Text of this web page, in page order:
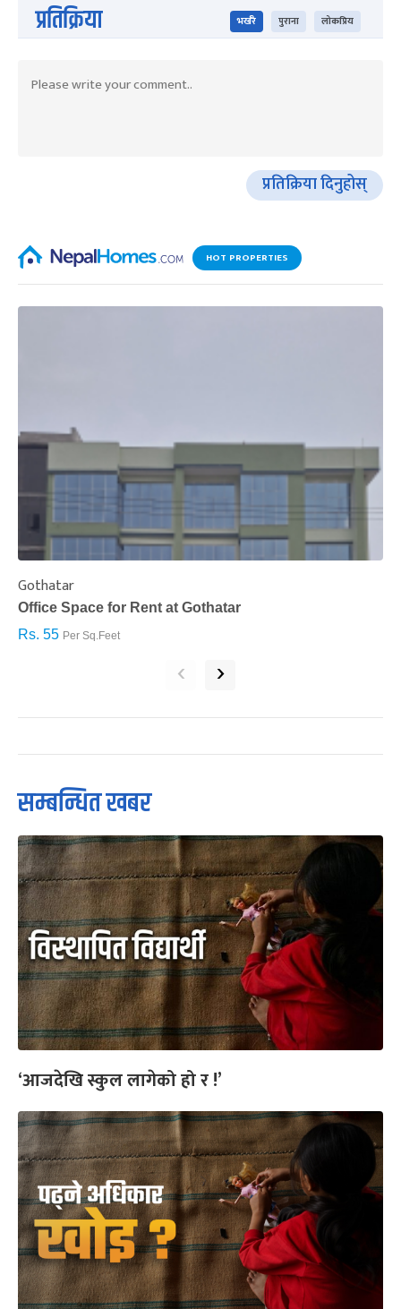
प्रतिक्रिया भर्खरै पुराना लोकप्रिय
प्रतिक्रिया दिनुहोस्
HOT PROPERTIES
Gothatar
Office Space for Rent at Gothatar
Rs. 55 Per Sq.Feet
‹ ›
सम्बन्धित खबर
‘आजदेखि स्कुल लागेको हो र !’